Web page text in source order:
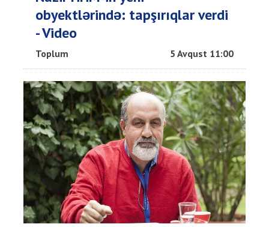
obyektlərində: tapşırıqlar verdi
- Video
Toplum 5 Avqust 11:00